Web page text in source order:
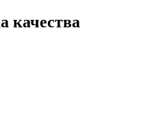
качества